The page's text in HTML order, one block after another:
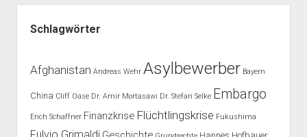
Schlagwörter
Afghanistan Andreas Wehr Asylbewerber Bayern
China Cliff Oase Dr. Amir Mortasawi Dr. Stefan Selke Embargo
Erich Schaffner Finanzkrise Flüchtlingskrise Fukushima